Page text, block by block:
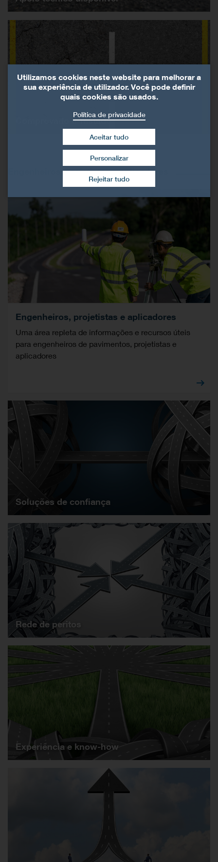
Comprovado e Testado
Engenheiros, projetistas e aplicadores
Engenheiros, projetistas e aplicadores
Uma área repleta de informações e recursos úteis
para engenheiros de pavimentos, projetistas e
aplicadores
Soluções de confiança
Rede de peritos
Experiência e know-how
Utilizamos cookies neste website para melhorar a
sua experiência de utilizador. Você pode definir
quais cookies são usados.
Política de privacidade
Rejeitar tudo
Aceitar tudo
Retirar consentimento
Personalizar